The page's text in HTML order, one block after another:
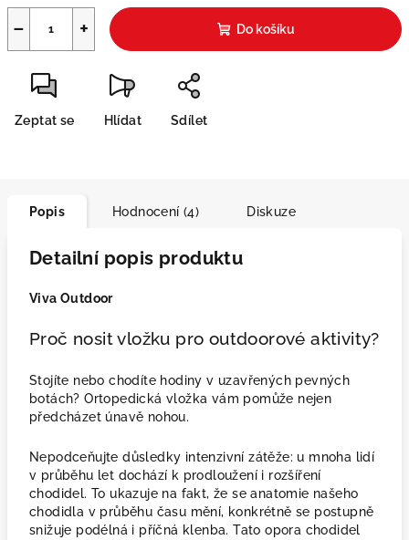
+
− Do košíku
Zeptat se Hlídat Sdílet
Popis Hodnocení (4) Diskuze
Detailní popis produktu
Viva Outdoor
Proč nosit vložku pro outdoorové aktivity?
Stojíte nebo chodíte hodiny v uzavřených pevných
botách? Ortopedická vložka vám pomůže nejen
předcházet únavě nohou.
Nepodceňujte důsledky intenzivní zátěže: u mnoha lidí
v průběhu let dochází k prodloužení i rozšíření
chodidel. To ukazuje na fakt, že se anatomie našeho
chodidla v průběhu času mění, konkrétně se postupně
snižuje podélná i příčná klenba. Tato opora chodidel